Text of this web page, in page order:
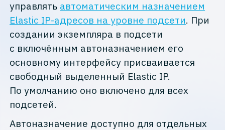
управлять автоматическим назначением
Elastic IP-адресов на уровне подсети. При
создании экземпляра в подсети
с включённым автоназначением его
основному интерфейсу присваивается
свободный выделенный Elastic IP.
По умолчанию оно включено для всех
подсетей.
Автоназначение доступно для отдельных